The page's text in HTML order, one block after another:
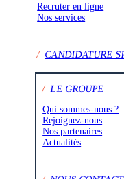
Recruter en ligne
Nos services
/ CANDIDATURE
/ LE GROUPE
Qui sommes-nous ?
Rejoignez-nous
Nos partenaires
Actualités